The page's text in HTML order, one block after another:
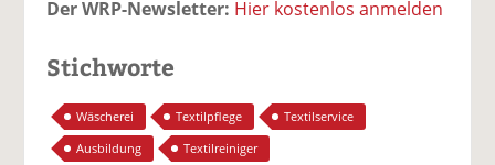
Der WRP-Newsletter: Hier kostenlos anmelden
Stichworte
Wäscherei Textilpflege
Textilservice
Ausbildung
Textilreiniger